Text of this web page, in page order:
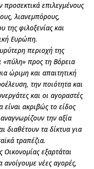
προσεκτικά επιλεγμένους
λιανεμπόρους,
της φιλοξενίας και
Ευρώπη.
περιοχή της
«πύλη» προς τη Βόρεια
ώριμη και απαιτητική
την ποιότητα και
και οι αγοραστές
ακριβώς το είδος
την αξία
διαθέτουν τα δίκτυα για
τραπέζια.
Οικονομίας εξαρτάται
ανοίγουμε νέες αγορές,